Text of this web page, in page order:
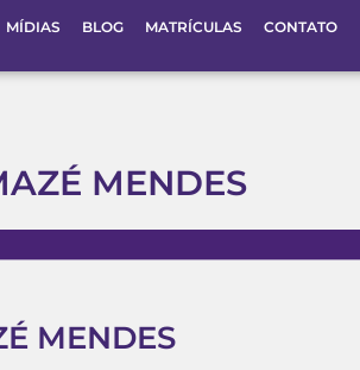
MÍDIAS BLOG MATRÍCULAS CONTATO
MENDES
MENDES